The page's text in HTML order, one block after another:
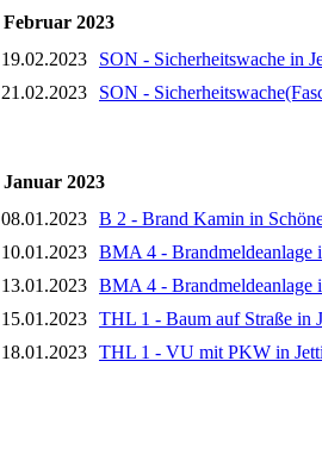
Februar 2023
19.02.2023
SON - Sicherheitswache in
21.02.2023
SON -
Januar 2023
08.01.2023 B 2 - Brand Kamin in
10.01.2023 BMA 4 - Brandmeldeanlage
13.01.2023 BMA 4 - Brandmeldeanlage
15.01.2023 THL 1 - Baum auf Straße in
18.01.2023 THL 1 - VU mit PKW in